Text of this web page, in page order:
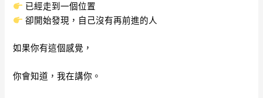
已經走到一個位置
卻開始發現，自己沒有再前進的人
如果你有這個感覺，
你會知道，我在講你。